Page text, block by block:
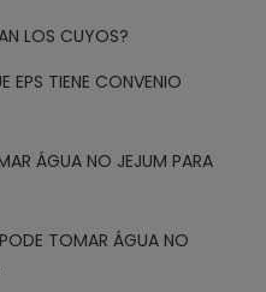
LOS CUYOS?
EPS TIENE CONVENIO
ÁGUA NO JEJUM PARA
PODE TOMAR ÁGUA NO